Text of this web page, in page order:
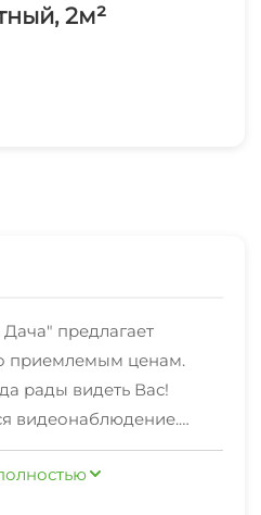
2м²
предлагает
приемлемым ценам.
рады видеть Вас!
видеонаблюдение.
живописном высоком
бухты.